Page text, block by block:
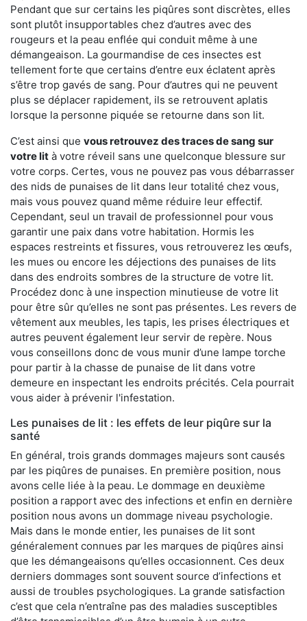
Pendant que sur certains les piqûres sont discrètes, elles
sont plutôt insupportables chez d’autres avec des
rougeurs et la peau enflée qui conduit même à une
démangeaison. La gourmandise de ces insectes est
tellement forte que certains d’entre eux éclatent après
s’être trop gavés de sang. Pour d’autres qui ne peuvent
plus se déplacer rapidement, ils se retrouvent aplatis
lorsque la personne piquée se retourne dans son lit.
C’est ainsi que vous retrouvez des traces de sang sur
votre lit à votre réveil sans une quelconque blessure sur
votre corps. Certes, vous ne pouvez pas vous débarrasser
des nids de punaises de lit dans leur totalité chez vous,
mais vous pouvez quand même réduire leur effectif.
Cependant, seul un travail de professionnel pour vous
garantir une paix dans votre habitation. Hormis les
espaces restreints et fissures, vous retrouverez les œufs,
les mues ou encore les déjections des punaises de lits
dans des endroits sombres de la structure de votre lit.
Procédez donc à une inspection minutieuse de votre lit
pour être sûr qu’elles ne sont pas présentes. Les revers de
vêtement aux meubles, les tapis, les prises électriques et
autres peuvent également leur servir de repère. Nous
vous conseillons donc de vous munir d’une lampe torche
pour partir à la chasse de punaise de lit dans votre
demeure en inspectant les endroits précités. Cela pourrait
vous aider à prévenir l'infestation.
Les punaises de lit : les effets de leur piqûre sur la
santé
En général, trois grands dommages majeurs sont causés
par les piqûres de punaises. En première position, nous
avons celle liée à la peau. Le dommage en deuxième
position a rapport avec des infections et enfin en dernière
position nous avons un dommage niveau psychologie.
Mais dans le monde entier, les punaises de lit sont
généralement connues par les marques de piqûres ainsi
que les démangeaisons qu’elles occasionnent. Ces deux
derniers dommages sont souvent source d’infections et
aussi de troubles psychologiques. La grande satisfaction
c’est que cela n’entraîne pas des maladies susceptibles